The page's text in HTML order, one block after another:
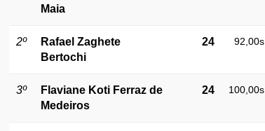
Maia
2º
Rafael Zaghete
Bertochi
24 92,00s
3º
Flaviane Koti Ferraz de
Medeiros
24 100,00s